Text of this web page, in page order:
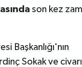
son kez
Başkanlığı'nın
Sokak ve